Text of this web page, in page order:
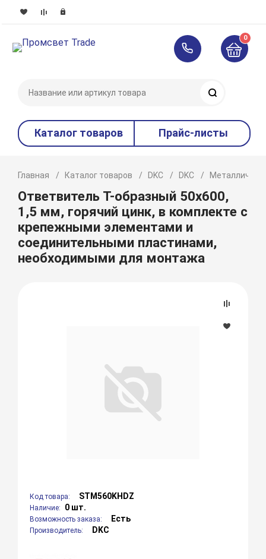
0
Каталог товаров Прайс-листы
Главная Каталог товаров DKC DKC
Ответвитель Т-образный 50х600,
1,5 мм, горячий цинк, в комплекте с
крепежными элементами и
соединительными пластинами,
необходимыми для монтажа
Код товара: STM560KHDZ
Наличие: 0 шт.
Возможность заказа: Есть
Производитель: DKC